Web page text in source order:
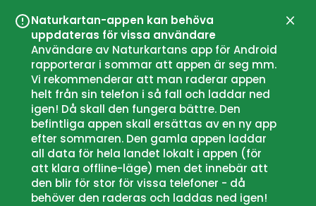
Naturkartan-appen kan behöva
uppdateras för vissa användare
Användare av Naturkartans app för Android
rapporterar i sommar att appen är seg mm.
Vi rekommenderar att man raderar appen
helt från sin telefon i så fall och laddar ned
igen! Då skall den fungera bättre. Den
befintliga appen skall ersättas av en ny app
efter sommaren. Den gamla appen laddar
all data för hela landet lokalt i appen (för
att klara offline-läge) men det innebär att
den blir för stor för vissa telefoner - då
behöver den raderas och laddas ned igen!